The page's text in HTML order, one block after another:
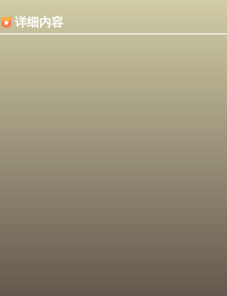
详细内容